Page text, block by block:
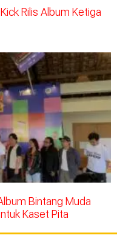
Rilis Album Ketiga
Bintang Muda
Kaset Pita